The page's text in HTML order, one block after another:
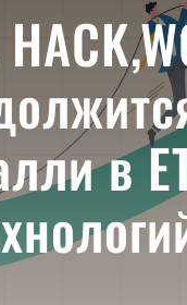
ETF
В ETF
ETF
в